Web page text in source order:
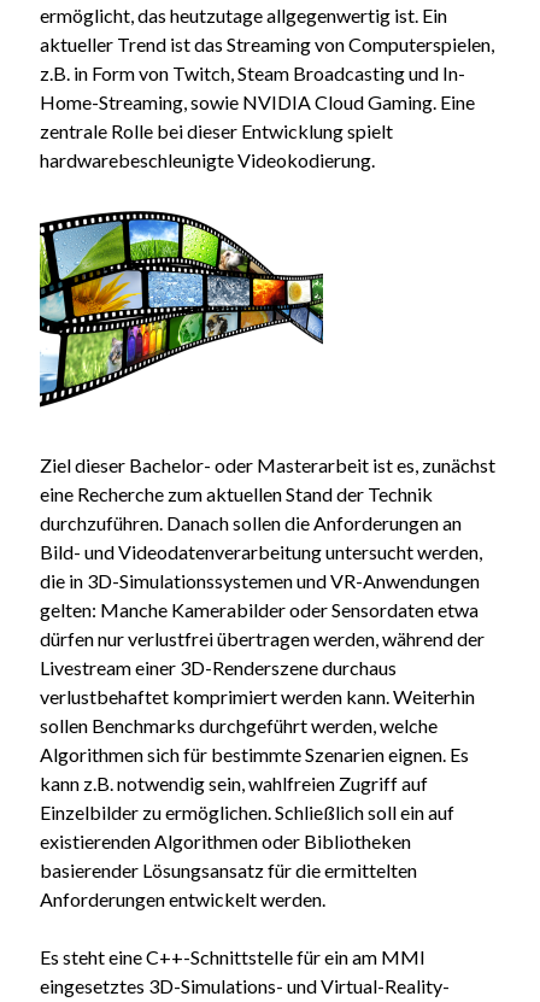
ermöglicht, das heutzutage allgegenwertig ist. Ein
aktueller Trend ist das Streaming von Computerspielen,
z.B. in Form von Twitch, Steam Broadcasting und In-
Home-Streaming, sowie NVIDIA Cloud Gaming. Eine
zentrale Rolle bei dieser Entwicklung spielt
hardwarebeschleunigte Videokodierung.
Ziel dieser Bachelor- oder Masterarbeit ist es, zunächst
eine Recherche zum aktuellen Stand der Technik
durchzuführen. Danach sollen die Anforderungen an
Bild- und Videodatenverarbeitung untersucht werden,
die in 3D-Simulationssystemen und VR-Anwendungen
gelten: Manche Kamerabilder oder Sensordaten etwa
dürfen nur verlustfrei übertragen werden, während der
Livestream einer 3D-Renderszene durchaus
verlustbehaftet komprimiert werden kann. Weiterhin
sollen Benchmarks durchgeführt werden, welche
Algorithmen sich für bestimmte Szenarien eignen. Es
kann z.B. notwendig sein, wahlfreien Zugriff auf
Einzelbilder zu ermöglichen. Schließlich soll ein auf
existierenden Algorithmen oder Bibliotheken
basierender Lösungsansatz für die ermittelten
Anforderungen entwickelt werden.
Es steht eine C++-Schnittstelle für ein am MMI
eingesetztes 3D-Simulations- und Virtual-Reality-